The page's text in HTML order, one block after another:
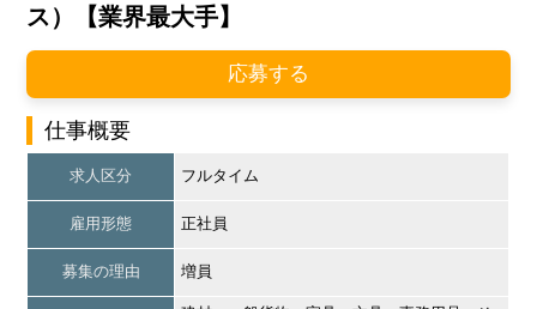
ス）【業界最大手】
応募する
仕事概要
求人区分 フルタイム
雇用形態 正社員
募集の理由 増員